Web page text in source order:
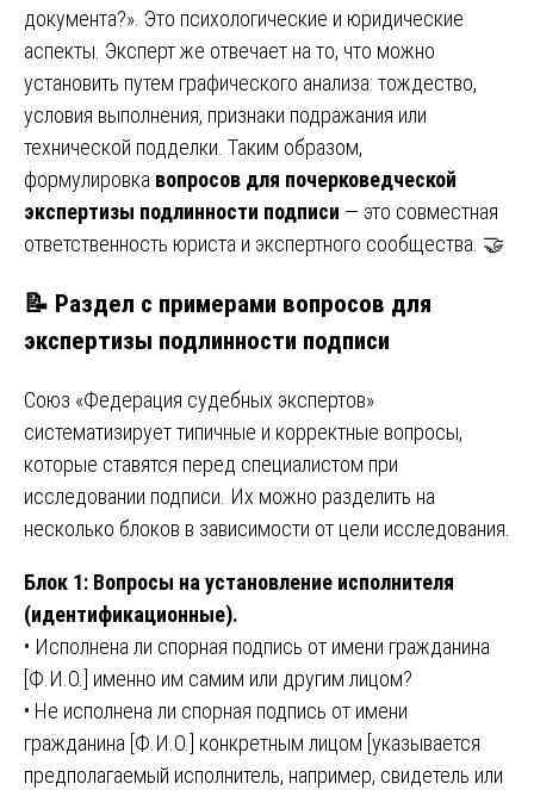
документа?». Это психологические и юридические
аспекты. Эксперт же отвечает на то, что можно
установить путем графического анализа: тождество,
условия выполнения, признаки подражания или
технической подделки. Таким образом,
формулировка вопросов для почерковедческой
экспертизы подлинности подписи — это совместная
ответственность юриста и экспертного сообщества. 🤝
📝 Раздел с примерами вопросов для
экспертизы подлинности подписи
Союз «Федерация судебных экспертов»
систематизирует типичные и корректные вопросы,
которые ставятся перед специалистом при
исследовании подписи. Их можно разделить на
несколько блоков в зависимости от цели исследования.
Блок 1: Вопросы на установление исполнителя
(идентификационные).
• Исполнена ли спорная подпись от имени гражданина
[Ф.И.О.] именно им самим или другим лицом?
• Не исполнена ли спорная подпись от имени
гражданина [Ф.И.О.] конкретным лицом [указывается
предполагаемый исполнитель, например, свидетель или